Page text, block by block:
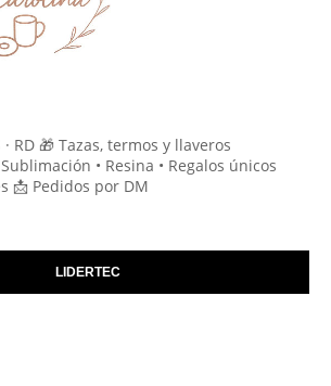
· RD 🎁 Tazas, termos y llaveros
• Resina • Regalos únicos
📩 Pedidos por DM
LIDERTEC